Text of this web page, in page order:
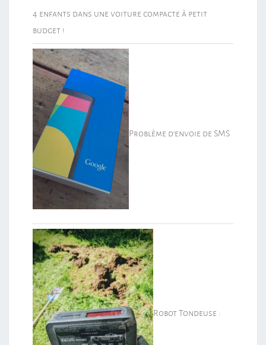
4 enfants dans une voiture compacte à petit
budget !
Problème d’envoie de SMS
Robot Tondeuse :